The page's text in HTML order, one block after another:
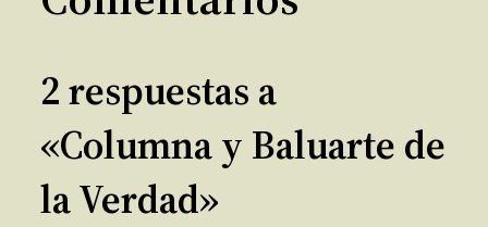
2 respuestas a
«Columna y Baluarte de
la Verdad»